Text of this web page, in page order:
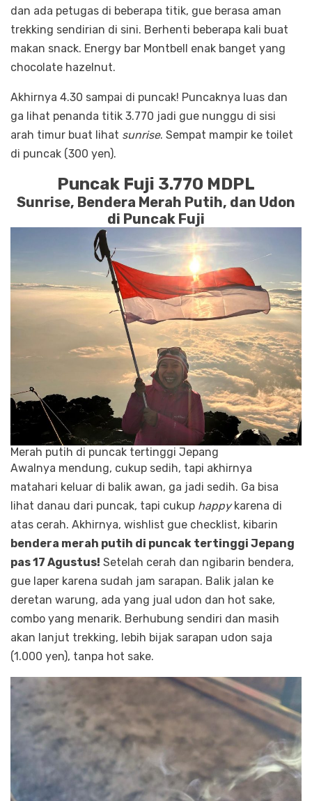
dan ada petugas di beberapa titik, gue berasa aman
trekking sendirian di sini. Berhenti beberapa kali buat
makan snack. Energy bar Montbell enak banget yang
chocolate hazelnut.
Akhirnya 4.30 sampai di puncak! Puncaknya luas dan
ga lihat penanda titik 3.770 jadi gue nunggu di sisi
arah timur buat lihat sunrise. Sempat mampir ke toilet
di puncak (300 yen).
Puncak Fuji 3.770 MDPL
Sunrise, Bendera Merah Putih, dan Udon
di Puncak Fuji
Merah putih di puncak tertinggi Jepang
Awalnya mendung, cukup sedih, tapi akhirnya
matahari keluar di balik awan, ga jadi sedih. Ga bisa
lihat danau dari puncak, tapi cukup happykarena di
atas cerah. Akhirnya, wishlist gue checklist, kibarin
bendera merah putih di puncak tertinggi Jepang
pas 17 Agustus! Setelah cerah dan ngibarin bendera,
gue laper karena sudah jam sarapan. Balik jalan ke
deretan warung, ada yang jual udon dan hot sake,
combo yang menarik. Berhubung sendiri dan masih
akan lanjut trekking, lebih bijak sarapan udon saja
(1.000 yen), tanpa hot sake.